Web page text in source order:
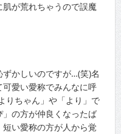
が荒れちゃうので誤魔
ずかしいのですが…(笑)名
愛い愛称でみんなに呼
りちゃん」や「より」で
の方が仲良くなったば
い愛称の方が人から覚